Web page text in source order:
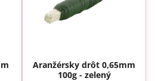
Aranžérsky drôt 0,65mm
100g - zelený